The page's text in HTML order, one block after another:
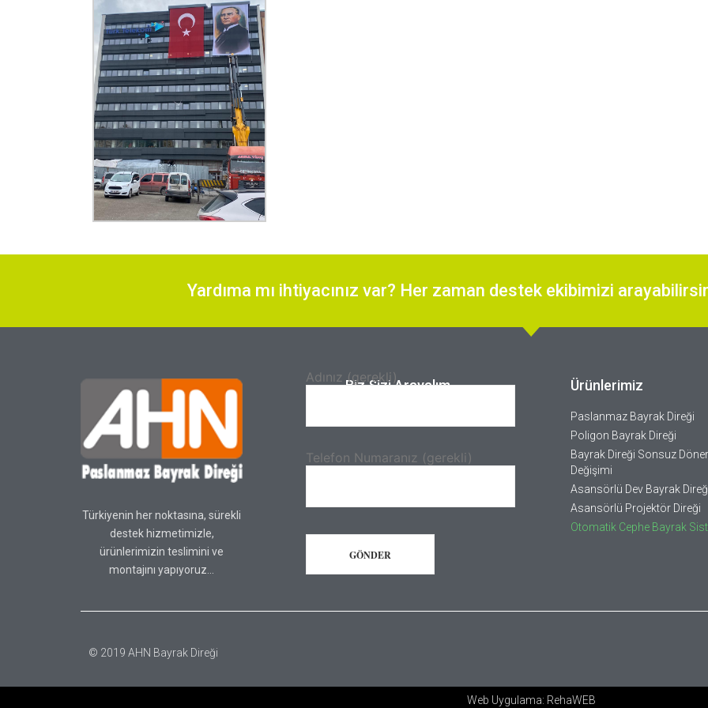
Yardıma mı ihtiyacınız var? Her zaman destek ekibimizi
Türkiyenin her noktasına, sürekli
destek hizmetimizle,
ürünlerimizin teslimini ve
montajını yapıyoruz…
Biz Sizi Arayalım.
Adınız (gerekli)
Telefon Numaranız (gerekli)
Ürünlerimiz
Paslanmaz Bayrak Direği
Poligon Bayrak Direği
Bayrak Direği Sonsuz
Değişimi
Asansörlü Dev Bayrak
Asansörlü Projektör Direği
Otomatik Cephe Bayrak
© 2019 AHN Bayrak Direği
Web Uygulama: RehaWEB